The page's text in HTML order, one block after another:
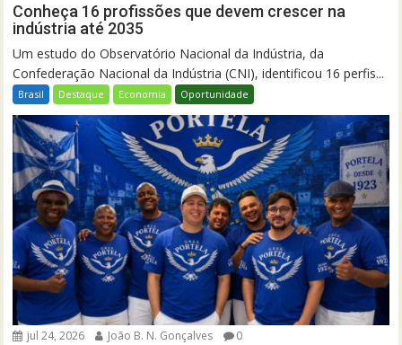
Conheça 16 profissões que devem crescer na
indústria até 2035
Um estudo do Observatório Nacional da Indústria, da
Confederação Nacional da Indústria (CNI), identificou 16 perfis...
Brasil Destaque Economia Oportunidade
jul 24, 2026 João B. N. Gonçalves 0